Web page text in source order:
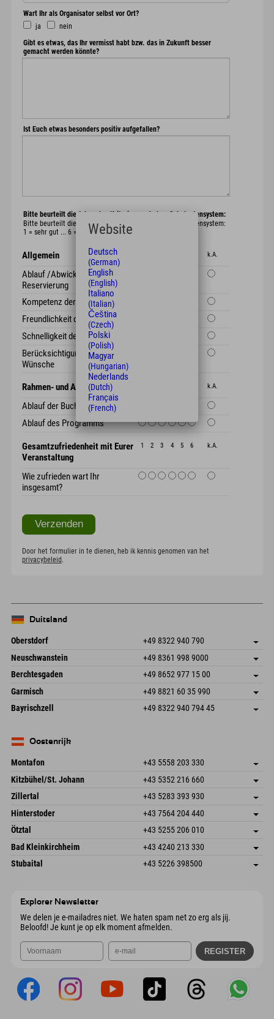
Wart Ihr als Organisator selbst vor Ort?
ja
nein
Gibt es etwas, das Ihr vermisst habt bzw. das in Zukunft besser
gemacht werden könnte?
Ist Euch etwas besonders positiv aufgefallen?
Bitte beurteilt die folgenden Kriterien nach dem Schulnotensystem:
Bitte beurteilt die folgenden Kriterien nach dem Schulnotensystem:
1 = sehr gut ... 6 = ungenügend
k.A.
Allgemein
Ablauf /Abwicklung der
Reservierung
Kompetenz der Mitarbeiter
Freundlichkeit der Mitarbeiter
Schnelligkeit der Mitarbeiter
Berücksichtigung spezieller
Wünsche
k.A.
Rahmen- und Abendprogramm
Ablauf der Buchung
Ablauf des Programms
1 2 3 4 5 6 k.A.
Gesamtzufriedenheit mit Eurer
Veranstaltung
Wie zufrieden wart Ihr
insgesamt?
Door het formulier in te dienen, heb ik kennis genomen van het
privacybeleid.
Duitsland
Oberstdorf +49 8322 940 790
An der Breitach 3
87538 Fischen I. Allgäu
Duitsland
Adres opslaan
Aankomstinformatie
Booking
Neuschwanstein +49 8361 998 9000
An der Riese 45
87484 Nesselwang im Allgäu
Duitsland
Adres opslaan
Booking
Berchtesgaden +49 8652 977 15 00
Hofreitstr. 7
83471 Schönau am Königssee
Duitsland
Adres opslaan
Aankomstinformatie
Booking
Garmisch +49 8821 60 35 990
Frickenstraße 22
82490 Farchant
Adres opslaan
Bayrischzell +49 8322 940 794 45
Duitsland
Oostenrijk
Montafon +43 5558 203 330
Dorfstr. 127b
6793 Gaschurn/Montafon
Oostenrijk
Adres opslaan
Aankomstinformatie
Booking
Kitzbühel/St. Johann +43 5352 216 660
Speckbacherstraße 87
Oostenrijk
Adres opslaan
Booking
Zillertal +43 5283 393 930
Schmiedau 2
6272 Kaltenbach im Zillertal
Oostenrijk
Adres opslaan
Aankomstinformatie
Booking
Hinterstoder +43 7564 204 440
Freizeitpark 10
Oostenrijk
Adres opslaan
Booking
Ötztal +43 5255 206 010
Gscheat 14
6441 Umhausen
Oostenrijk
Adres opslaan
Aankomstinformatie
Booking
Bad Kleinkirchheim +43 4240 213 330
Dorfstraße 24
Adres opslaan
Stubaital +43 5226 398500
Explorer Newsletter
We delen je e-mailadres niet. We haten spam net zo erg als jij.
Beloofd! Je kunt je op elk moment afmelden.
Website
Deutsch
(German)
English
(English)
Italiano
(Italian)
Čeština
(Czech)
Polski
(Polish)
Magyar
(Hungarian)
Nederlands
(Dutch)
Français
(French)